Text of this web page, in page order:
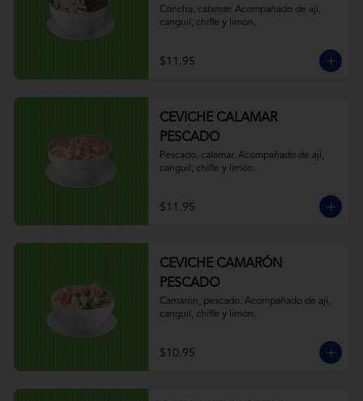
Concha, calamar. Acompañado de ají,
canguil, chifle y limón.
$11.95
CEVICHE CALAMAR
PESCADO
Pescado, calamar. Acompañado de ají,
canguil, chifle y limón.
$11.95
CEVICHE CAMARÓN
PESCADO
Camarón, pescado. Acompañado de ají,
canguil, chifle y limón.
$10.95